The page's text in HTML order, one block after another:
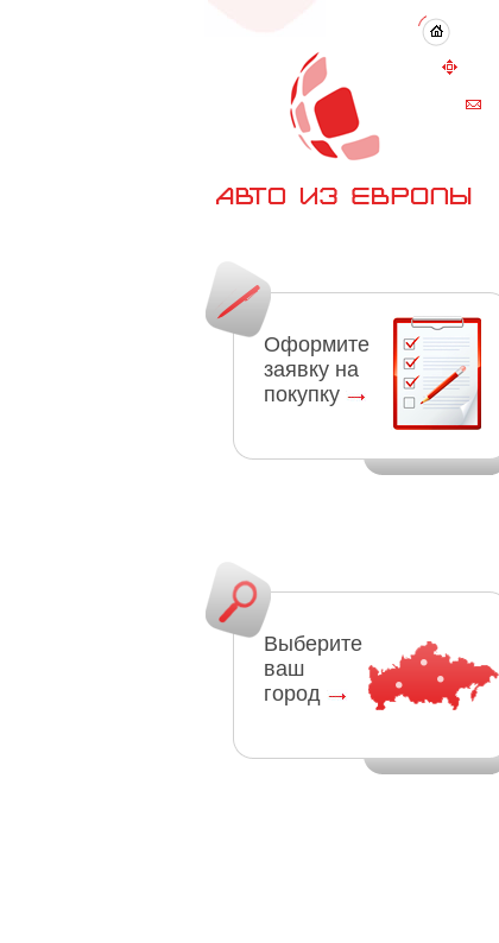
Оформите
заявку на
покупку
Выберите
ваш
город